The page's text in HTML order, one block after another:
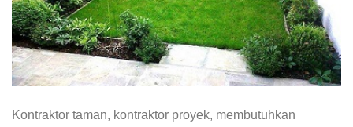
Kontraktor taman, kontraktor proyek, membutuhkan